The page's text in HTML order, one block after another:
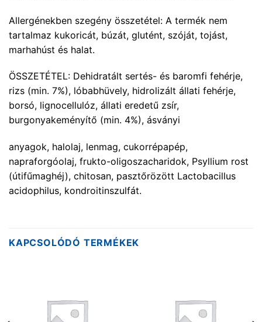
Allergénekben szegény összetétel: A termék nem
tartalmaz kukoricát, búzát, glutént, szóját, tojást,
marhahúst és halat.
ÖSSZETÉTEL: Dehidratált sertés- és baromfi fehérje,
rizs (min. 7%), lóbabhüvely, hidrolizált állati fehérje,
borsó, lignocellulóz, állati eredetű zsír,
burgonyakeményítő (min. 4%), ásványi
anyagok, halolaj, lenmag, cukorrépapép,
napraforgóolaj, frukto-oligoszacharidok, Psyllium rost
(útifűmaghéj), chitosan, pasztőrözött Lactobacillus
acidophilus, kondroitinszulfát.
KAPCSOLÓDÓ TERMÉKEK